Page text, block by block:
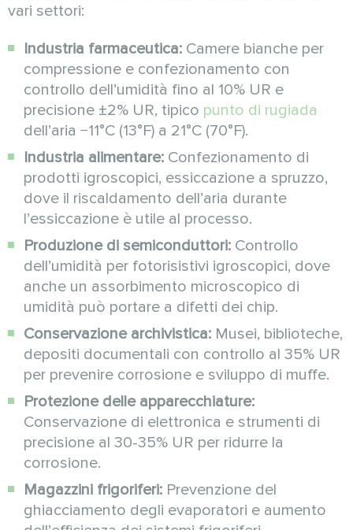
vari settori:
Industria farmaceutica: Camere bianche per
compressione e confezionamento con
controllo dell’umidità fino al 10% UR e
precisione ±2% UR, tipico punto di rugiada
dell’aria −11°C (13°F) a 21°C (70°F).
Industria alimentare: Confezionamento di
prodotti igroscopici, essiccazione a spruzzo,
dove il riscaldamento dell’aria durante
l’essiccazione è utile al processo.
Produzione di semiconduttori: Controllo
dell’umidità per fotorisistivi igroscopici, dove
anche un assorbimento microscopico di
umidità può portare a difetti dei chip.
Conservazione archivistica: Musei, biblioteche,
depositi documentali con controllo al 35% UR
per prevenire corrosione e sviluppo di muffe.
Protezione delle apparecchiature:
Conservazione di elettronica e strumenti di
precisione al 30-35% UR per ridurre la
corrosione.
Magazzini frigoriferi: Prevenzione del
ghiacciamento degli evaporatori e aumento